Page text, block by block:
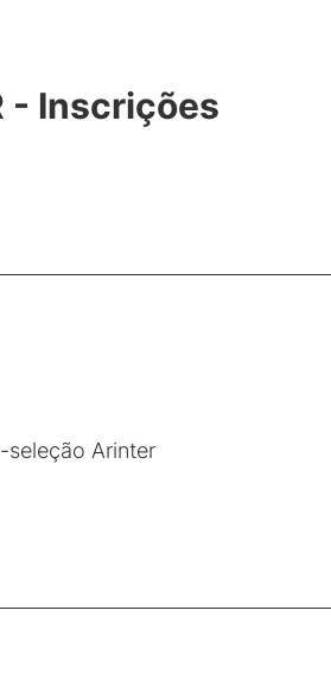
- Inscrições
seleção Arinter